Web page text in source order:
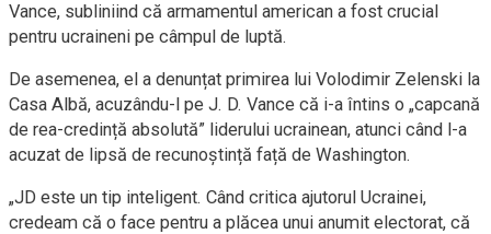
Vance, subliniind că armamentul american a fost crucial
pentru ucraineni pe câmpul de luptă.
De asemenea, el a denunțat primirea lui Volodimir Zelenski la
Casa Albă, acuzându-l pe J. D. Vance că i-a întins o „capcană
de rea-credință absolută” liderului ucrainean, atunci când l-a
acuzat de lipsă de recunoștință față de Washington.
„JD este un tip inteligent. Când critica ajutorul Ucrainei,
credeam că o face pentru a plăcea unui anumit electorat, că